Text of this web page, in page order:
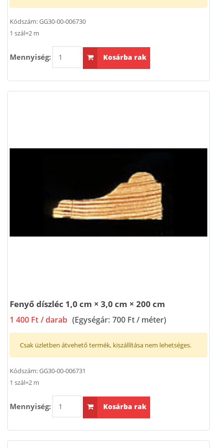
Kódszám:GG30-00-006730
1 szál=2 m
Mennyiség: Kosárba rak
Fenyő díszléc 1,0 cm × 3,0 cm × 200 cm
1 400 Ft / darab (Egységár: 700 Ft / méter)
Csak üzletben átvehető termék, kiszállítása nem lehetséges.
Kódszám:GG30-00-006731
1 szál=2 m
Mennyiség: Kosárba rak